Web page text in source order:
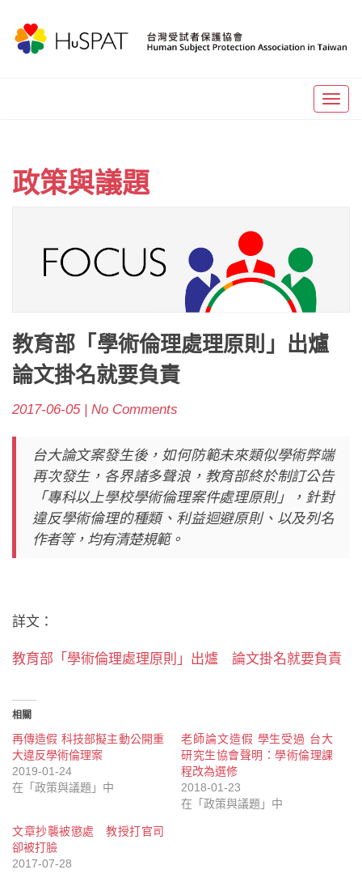
政策與議題
教育部「學術倫理處理原則」出爐
論文掛名就要負責
2017-06-05 | No Comments
台大論文案發生後，如何防範未來類似學術弊端
再次發生，各界諸多聲浪，教育部終於制訂公告
「專科以上學校學術倫理案件處理原則」，針對
違反學術倫理的種類、利益迴避原則、以及列名
作者等，均有清楚規範。
詳文：
教育部「學術倫理處理原則」出爐 論文掛名就要負責
相關
再傳造假 科技部擬主動公開重
大違反學術倫理案
2019-01-24
在「政策與議題」中
老師論文造假 學生受過 台大
研究生協會聲明：學術倫理課
程改為選修
2018-01-23
在「政策與議題」中
文章抄襲被懲處 教授打官司
卻被打臉
2017-07-28